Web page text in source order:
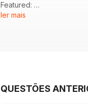
Featured:
ler mais
QUESTÕES